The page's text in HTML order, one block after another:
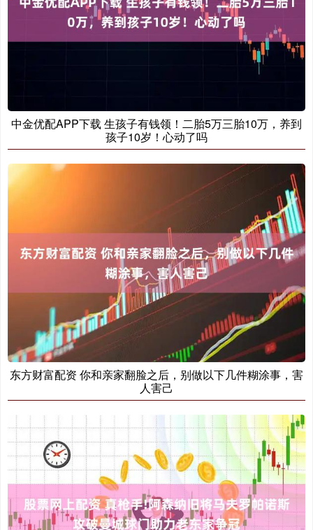
中金优配APP下载 生孩子有钱领！二胎5万三胎10万，养到
孩子10岁！心动了吗
东方财富配资 你和亲家翻脸之后，别做以下几件糊涂事，害
人害己